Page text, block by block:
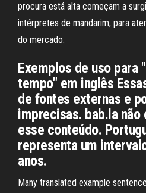
procura está alta começam a
intérpretes de mandarim, para
do mercado.
Exemplos de uso para
tempo" em inglês
de fontes externas e
imprecisas. bab.la não
esse conteúdo.
representa um
anos.
Many translated example